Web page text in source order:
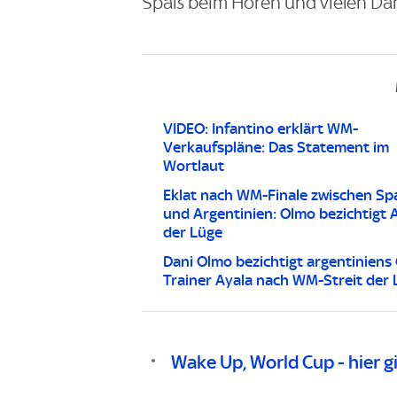
VIDEO: Infantino erklärt WM-
Verkaufspläne: Das Statement im
Wortlaut
Eklat nach WM-Finale zwischen
und Argentinien: Olmo bezichtigt
der Lüge
Dani Olmo bezichtigt argentiniens
Trainer Ayala nach WM-Streit der
Wake Up, World Cup - hier